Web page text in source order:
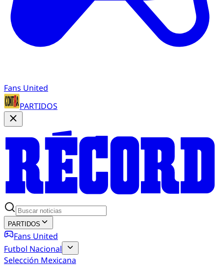
Fans United
PARTIDOS
PARTIDOS
Fans United
Futbol Nacional
Selección Mexicana